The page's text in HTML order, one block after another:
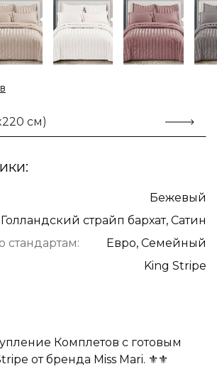
см)
Бежевый
Голландский страйп бархат, Сатин
стандартам:
Евро, Семейный
King Stripe
Комплетов с готовым
от бренда Miss Mari. ⚜️⚜️